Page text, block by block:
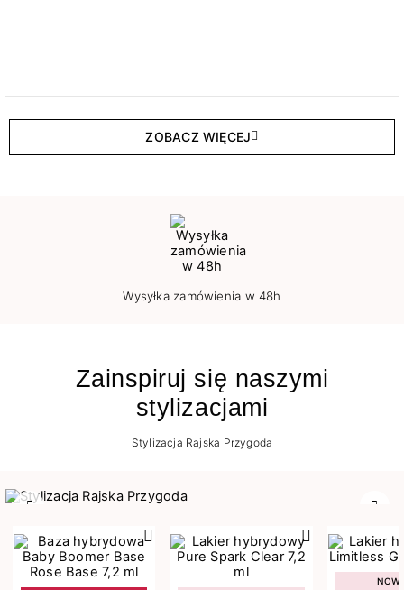
ZOBACZ WIĘCEJ
Wysyłka zamówienia w 48h
Zainspiruj się naszymi
stylizacjami
Stylizacja Rajska Przygoda